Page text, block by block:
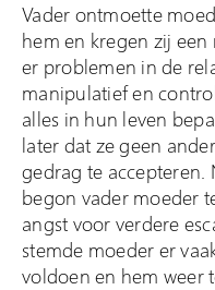
Vader ontmoette
hem en kregen zij
er problemen in de
manipulatief en
alles in hun leven
later dat ze geen
gedrag te accepteren.
begon vader moeder
angst voor verdere
stemde moeder er
voldoen en hem weer